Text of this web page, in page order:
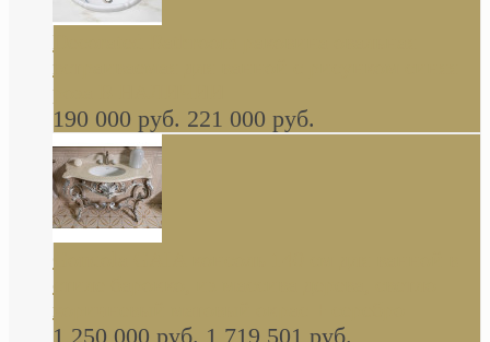
Decorated Bathroom раковина овальная
встраиваемая для ванной с рисунком синяя
роза В НАЛИЧИИ
190 000 руб. 221 000 руб.
стиле барокко, из массива дерева, светло
коричневый матовый окрас + серебро
1 250 000 руб. 1 719 501 руб.